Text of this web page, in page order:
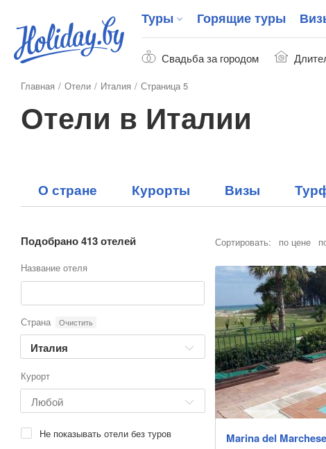
Свадьба за городом
Туры Горящие туры
Главная Отели Италия Страница 5
Отели в Италии
О стране Курорты Визы
Подобрано 413 отелей Сортировать: по цене
Название отеля
Страна Очистить
Италия
Курорт
Не показывать отели без туров
Marina del